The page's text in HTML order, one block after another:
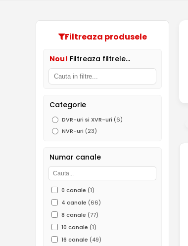
Filtreaza produsele
Nou! Filtreaza filtrele...
Categorie
DVR-uri si XVR-uri (6)
NVR-uri (23)
Numar canale
0 canale (1)
4 canale (66)
8 canale (77)
10 canale (1)
16 canale (49)